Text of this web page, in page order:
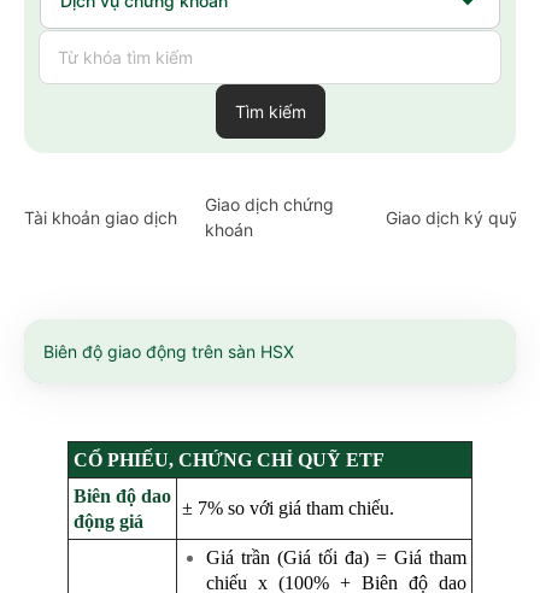
Tìm kiếm
Tài khoản giao dịch
Giao dịch chứng
khoán
Giao dịch ký quỹ
Biên độ giao động trên sàn HSX
CỔ PHIẾU, CHỨNG CHỈ QUỸ ETF
Biên độ dao
động giá
± 7% so với giá tham chiếu.
Giá trần (Giá tối đa) = Giá tham
chiếu x (100% + Biên độ dao